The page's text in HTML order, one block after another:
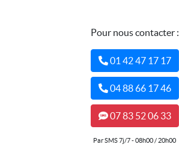
Pour nous contacter :
01 42 47 17 17
04 88 66 17 46
07 83 52 06 33
Par SMS 7j/7 - 08h00 / 20h00